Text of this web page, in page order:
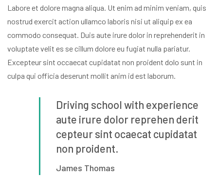
Labore et dolore magna aliqua. Ut enim ad minim veniam, quis
nostrud exercit action ullamco laboris nisi ut aliquip ex ea
commodo consequat. Duis aute irure dolor in reprehenderit in
voluptate velit es se cillum dolore eu fugiat nulla pariatur.
Excepteur sint occaecat cupidatat non proident dolo sunt in
culpa qui officia deserunt mollit anim id est laborum.
Driving school with experience
aute irure dolor reprehen derit
cepteur sint ocaecat cupidatat
non proident.
James Thomas